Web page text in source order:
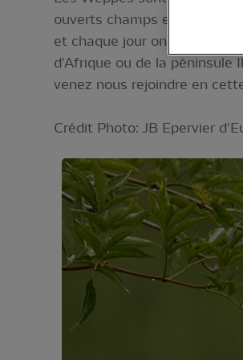
ouverts champs et prairies
et chaque jour on est
d'Afrique ou de la péninsule
venez nous rejoindre en
Crédit Photo: JB Epervier